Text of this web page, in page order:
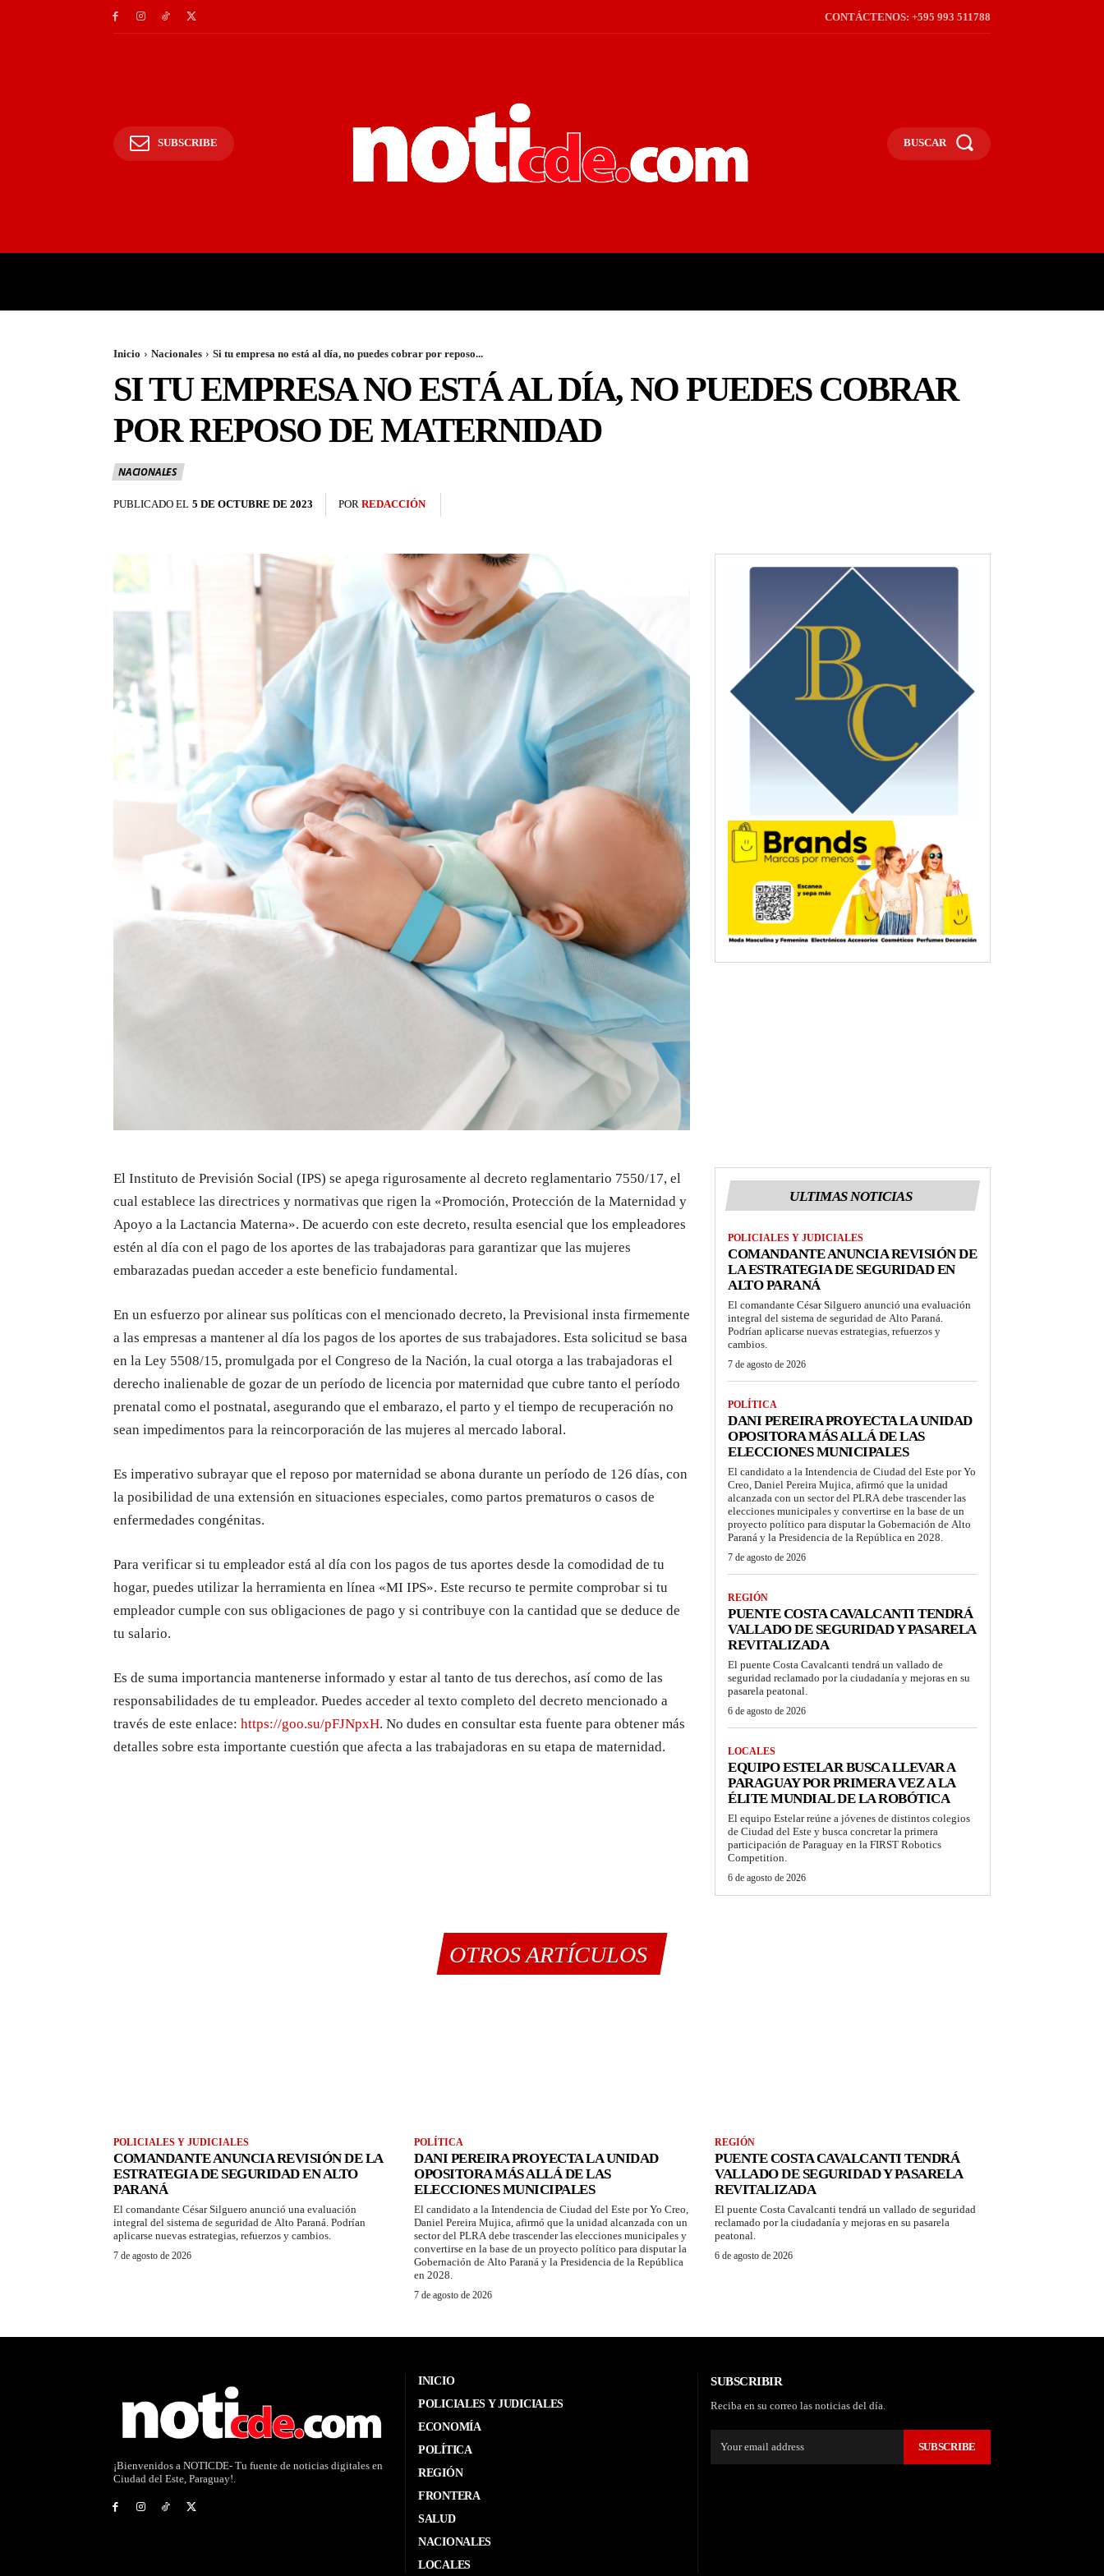
CONTÁCTENOS: +595 993 511788
SUBSCRIBE BUSCAR
Inicio Nacionales Si tu empresa no está al día, no puedes cobrar por reposo...
SI TU EMPRESA NO ESTÁ AL DÍA, NO PUEDES COBRAR
POR REPOSO DE MATERNIDAD
NACIONALES
PUBLICADO EL 5 DE OCTUBRE DE 2023 POR REDACCIÓN
El Instituto de Previsión Social (IPS) se apega rigurosamente al decreto reglamentario 7550/17, el
cual establece las directrices y normativas que rigen la «Promoción, Protección de la Maternidad y
Apoyo a la Lactancia Materna». De acuerdo con este decreto, resulta esencial que los empleadores
estén al día con el pago de los aportes de las trabajadoras para garantizar que las mujeres
embarazadas puedan acceder a este beneficio fundamental.
En un esfuerzo por alinear sus políticas con el mencionado decreto, la Previsional insta firmemente
a las empresas a mantener al día los pagos de los aportes de sus trabajadores. Esta solicitud se basa
en la Ley 5508/15, promulgada por el Congreso de la Nación, la cual otorga a las trabajadoras el
derecho inalienable de gozar de un período de licencia por maternidad que cubre tanto el período
prenatal como el postnatal, asegurando que el embarazo, el parto y el tiempo de recuperación no
sean impedimentos para la reincorporación de las mujeres al mercado laboral.
Es imperativo subrayar que el reposo por maternidad se abona durante un período de 126 días, con
la posibilidad de una extensión en situaciones especiales, como partos prematuros o casos de
enfermedades congénitas.
Para verificar si tu empleador está al día con los pagos de tus aportes desde la comodidad de tu
hogar, puedes utilizar la herramienta en línea «MI IPS». Este recurso te permite comprobar si tu
empleador cumple con sus obligaciones de pago y si contribuye con la cantidad que se deduce de
tu salario.
Es de suma importancia mantenerse informado y estar al tanto de tus derechos, así como de las
responsabilidades de tu empleador. Puedes acceder al texto completo del decreto mencionado a
través de este enlace: https://goo.su/pFJNpxH. No dudes en consultar esta fuente para obtener más
detalles sobre esta importante cuestión que afecta a las trabajadoras en su etapa de maternidad.
ULTIMAS NOTICIAS
POLICIALES Y JUDICIALES
COMANDANTE ANUNCIA REVISIÓN DE
LA ESTRATEGIA DE SEGURIDAD EN
ALTO PARANÁ
El comandante César Silguero anunció una evaluación
integral del sistema de seguridad de Alto Paraná.
Podrían aplicarse nuevas estrategias, refuerzos y
cambios.
7 de agosto de 2026
POLÍTICA
DANI PEREIRA PROYECTA LA UNIDAD
OPOSITORA MÁS ALLÁ DE LAS
ELECCIONES MUNICIPALES
El candidato a la Intendencia de Ciudad del Este por Yo
Creo, Daniel Pereira Mujica, afirmó que la unidad
alcanzada con un sector del PLRA debe trascender las
elecciones municipales y convertirse en la base de un
proyecto político para disputar la Gobernación de Alto
Paraná y la Presidencia de la República en 2028.
7 de agosto de 2026
REGIÓN
PUENTE COSTA CAVALCANTI TENDRÁ
VALLADO DE SEGURIDAD Y PASARELA
REVITALIZADA
El puente Costa Cavalcanti tendrá un vallado de
seguridad reclamado por la ciudadanía y mejoras en su
pasarela peatonal.
6 de agosto de 2026
LOCALES
EQUIPO ESTELAR BUSCA LLEVAR A
PARAGUAY POR PRIMERA VEZ A LA
ÉLITE MUNDIAL DE LA ROBÓTICA
El equipo Estelar reúne a jóvenes de distintos colegios
de Ciudad del Este y busca concretar la primera
participación de Paraguay en la FIRST Robotics
Competition.
6 de agosto de 2026
OTROS ARTÍCULOS
POLICIALES Y JUDICIALES
COMANDANTE ANUNCIA REVISIÓN DE LA
ESTRATEGIA DE SEGURIDAD EN ALTO
PARANÁ
El comandante César Silguero anunció una evaluación
integral del sistema de seguridad de Alto Paraná. Podrían
aplicarse nuevas estrategias, refuerzos y cambios.
7 de agosto de 2026
POLÍTICA
DANI PEREIRA PROYECTA LA UNIDAD
OPOSITORA MÁS ALLÁ DE LAS
ELECCIONES MUNICIPALES
El candidato a la Intendencia de Ciudad del Este por Yo Creo,
Daniel Pereira Mujica, afirmó que la unidad alcanzada con un
sector del PLRA debe trascender las elecciones municipales y
convertirse en la base de un proyecto político para disputar la
Gobernación de Alto Paraná y la Presidencia de la República
en 2028.
7 de agosto de 2026
REGIÓN
PUENTE COSTA CAVALCANTI TENDRÁ
VALLADO DE SEGURIDAD Y PASARELA
REVITALIZADA
El puente Costa Cavalcanti tendrá un vallado de seguridad
reclamado por la ciudadanía y mejoras en su pasarela
peatonal.
6 de agosto de 2026
¡Bienvenidos a NOTICDE- Tu fuente de noticias digitales en
Ciudad del Este, Paraguay!.
INICIO
POLICIALES Y JUDICIALES
ECONOMÍA
POLÍTICA
REGIÓN
FRONTERA
SALUD
NACIONALES
LOCALES
SUBSCRIBIR
Reciba en su correo las noticias del día.
SUBSCRIBE